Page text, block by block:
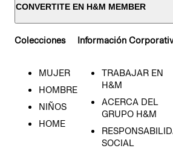
CONVERTITE EN H&M MEMBER
Colecciones
MUJER
HOMBRE
NIÑOS
HOME
Información
TRABAJAR EN
H&M
ACERCA DEL
GRUPO H&M
SOCIAL